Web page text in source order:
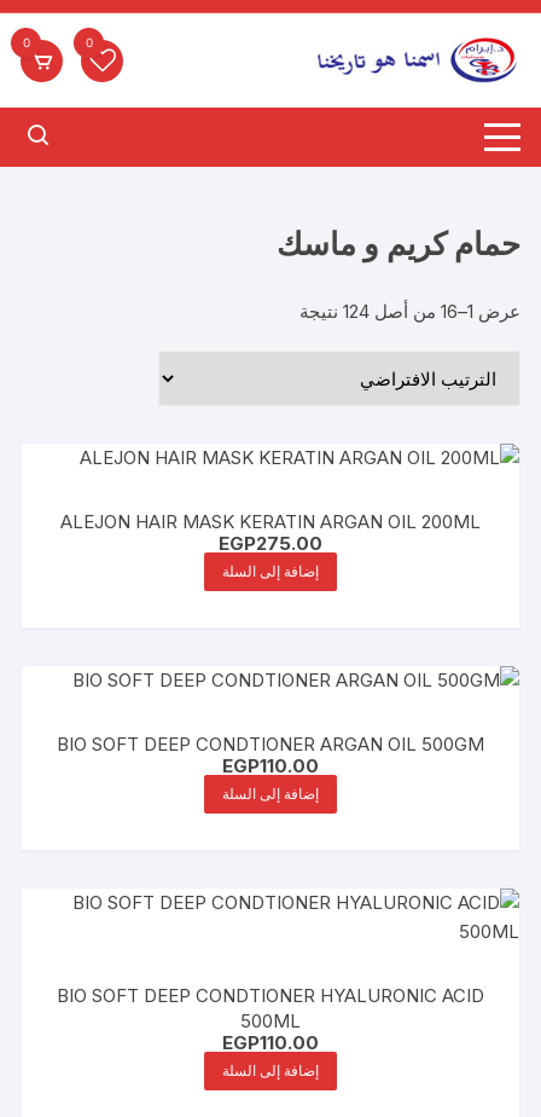
التجاوز
المحتوى
0
0
حمام كريم و ماسك
عرض 1–16 من أصل 124 نتيجة
ALEJON HAIR MASK KERATIN ARGAN OIL 200ML
EGP275.00
إضافة إلى السلة
BIO SOFT DEEP CONDTIONER ARGAN OIL 500GM
EGP110.00
إضافة إلى السلة
BIO SOFT DEEP CONDTIONER HYALURONIC ACID
500ML
EGP110.00
إضافة إلى السلة